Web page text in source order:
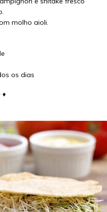
molho aioli.
os dias
♦